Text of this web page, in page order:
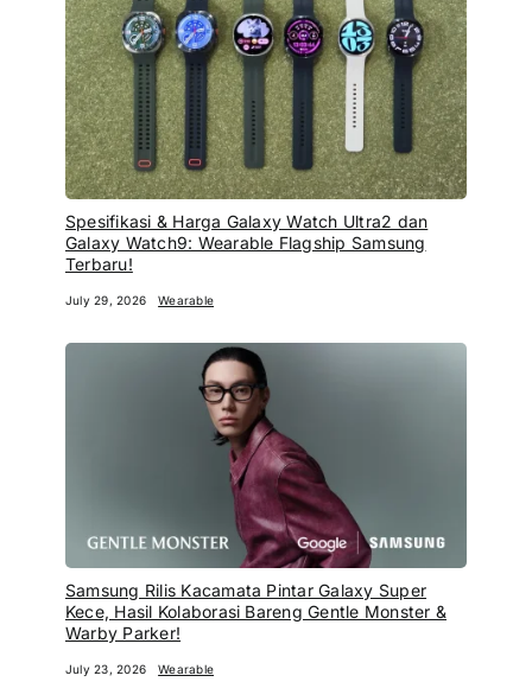
Spesifikasi & Harga Galaxy Watch Ultra2 dan
Galaxy Watch9: Wearable Flagship Samsung
Terbaru!
July 29, 2026 Wearable
Samsung Rilis Kacamata Pintar Galaxy Super
Kece, Hasil Kolaborasi Bareng Gentle Monster &
Warby Parker!
July 23, 2026 Wearable